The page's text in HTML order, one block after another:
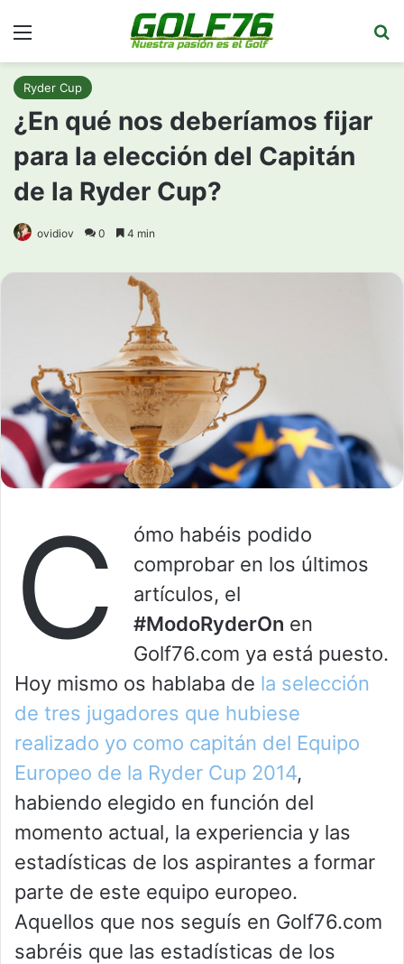
Ryder Cup
¿En qué nos deberíamos fijar
para la elección del Capitán
de la Ryder Cup?
ovidiov 0 4 min
C
ómo habéis podido
comprobar en los últimos
artículos, el
#ModoRyderOn en
Golf76.com ya está puesto.
Hoy mismo os hablaba de la selección
de tres jugadores que hubiese
realizado yo como capitán del Equipo
Europeo de la Ryder Cup 2014,
habiendo elegido en función del
momento actual, la experiencia y las
estadísticas de los aspirantes a formar
parte de este equipo europeo.
Aquellos que nos seguís en Golf76.com
sabréis que las estadísticas de los